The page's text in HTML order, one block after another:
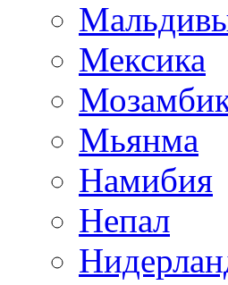
Мексика
Мьянма
Намибия
Непал